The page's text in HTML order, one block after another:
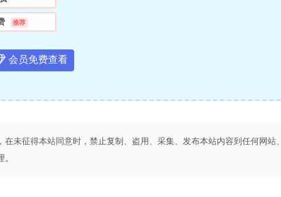
推荐
会员免费查看
未征得本站同意时，禁止复制、盗用、采集、发布本站内容到任何网站